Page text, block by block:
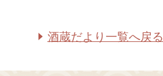
酒蔵だより一覧へ戻る